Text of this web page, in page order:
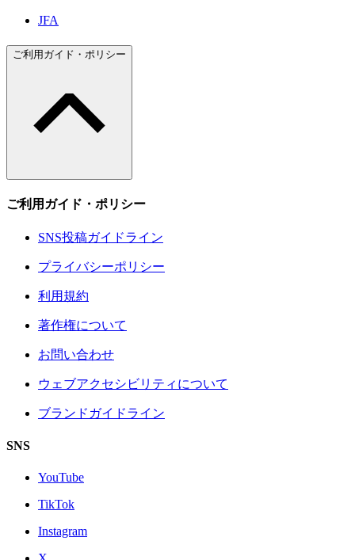
JFA
ご利用ガイド・ポリシー
ご利用ガイド・ポリシー
SNS投稿ガイドライン
プライバシーポリシー
利用規約
著作権について
お問い合わせ
ウェブアクセシビリティについて
ブランドガイドライン
SNS
YouTube
TikTok
Instagram